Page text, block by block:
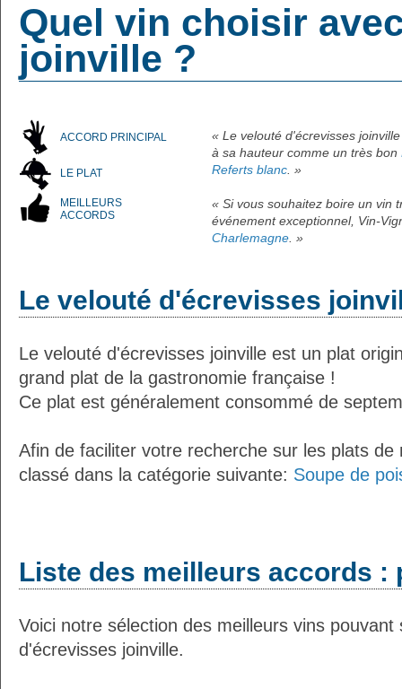
Quel vin choisir
joinville ?
ACCORD PRINCIPAL
LE PLAT
MEILLEURS
ACCORDS
« Le velouté d'écrevisses
à sa hauteur comme un très bon
Referts blanc. »
« Si vous souhaitez boire un vin
événement exceptionnel, Vin-
Charlemagne. »
Le velouté d'écrevisses
Le velouté d'écrevisses joinville est un plat
grand plat de la gastronomie française !
Ce plat est généralement consommé de
Afin de faciliter votre recherche sur les plats
classé dans la catégorie suivante: Soupe de
Liste des meilleurs accords :
Voici notre sélection des meilleurs vins
d'écrevisses joinville.